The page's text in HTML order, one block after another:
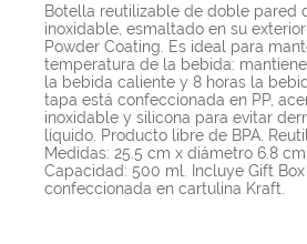
Botella reutilizable de doble pared
inoxidable, esmaltado en su
Powder Coating. Es ideal para
temperatura de la bebida:
la bebida caliente y 8 horas la
tapa está confeccionada en PP,
inoxidable y silicona para evitar
líquido. Producto libre de BPA.
Medidas: 25.5 cm x diámetro 6.8 cm.
Capacidad: 500 ml. Incluye Gift Box
confeccionada en cartulina Kraft.